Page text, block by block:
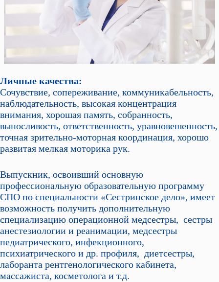
Личные качества:
Сочувствие, сопереживание, коммуникабельность,
наблюдательность, высокая концентрация
внимания, хорошая память, собранность,
выносливость, ответственность, уравновешенность,
точная зрительно-моторная координация, хорошо
развитая мелкая моторика рук.
Выпускник, освоивший основную
профессиональную образовательную программу
СПО по специальности «Сестринское дело», имеет
возможность получить дополнительную
специализацию операционной медсестры, сестры
анестезиологии и реанимации, медсестры
педиатрического, инфекционного,
психиатрического и др. профиля, диетсестры,
лаборанта рентгенологического кабинета,
массажиста, косметолога и т.д.